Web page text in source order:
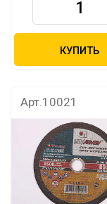
КУПИТЬ
Арт.10021